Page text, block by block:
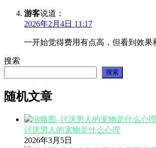
游客说道：
2026年2月4日 11:17
一开始觉得费用有点高，但看到效果
搜索
搜索
随机文章
讨厌男人的宠物是什么心理
2026年3月5日